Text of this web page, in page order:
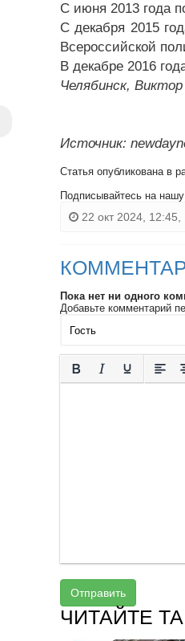
С июня 2013 года
С декабря 2015
Всероссийской
В декабре 2016
Челябинск,
Источник:
Статья опубликована в
Подписывайтесь на нашу
22 окт 2024, 12:45,
Пока нет ни одного
Добавьте комментарий
Отправить
ЧИТАЙТЕ